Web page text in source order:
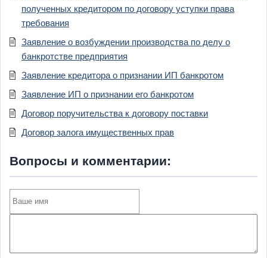
полученных кредитором по договору уступки права
требования
Заявление о возбуждении производства по делу о
банкротстве предприятия
Заявление кредитора о признании ИП банкротом
Заявление ИП о признании его банкротом
Договор поручительства к договору поставки
Договор залога имущественных прав
Вопросы и комментарии: